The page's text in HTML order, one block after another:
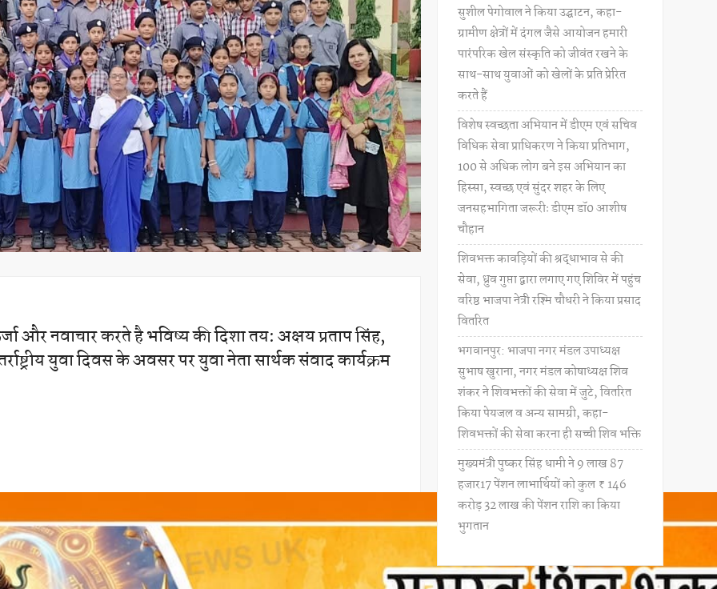
और नवाचार करते है भविष्य की दिशा तय: अक्षय प्रताप सिंह,
युवा दिवस के अवसर पर युवा नेता सार्थक संवाद कार्यक्रम
सुशील पेगोवाल ने किया उद्घाटन, कहा-
ग्रामीण क्षेत्रों में दंगल जैसे आयोजन हमारी
पारंपरिक खेल संस्कृति को जीवंत रखने के
साथ-साथ युवाओं को खेलों के प्रति प्रेरित
करते हैं
विशेष स्वच्छता अभियान में डीएम एवं सचिव
विधिक सेवा प्राधिकरण ने किया प्रतिभाग,
100 से अधिक लोग बने इस अभियान का
हिस्सा, स्वच्छ एवं सुंदर शहर के लिए
जनसहभागिता जरूरीः डीएम डॉ0 आशीष
चौहान
शिवभक्त कावड़ियों की श्रद्धाभाव से की
सेवा, ध्रुव गुप्ता द्वारा लगाए गए शिविर में पहुंच
वरिष्ठ भाजपा नेत्री रश्मि चौधरी ने किया प्रसाद
वितरित
भगवानपुर: भाजपा नगर मंडल उपाध्यक्ष
सुभाष खुराना, नगर मंडल कोषाध्यक्ष शिव
शंकर ने शिवभक्तों की सेवा में जुटे, वितरित
किया पेयजल व अन्य सामग्री, कहा-
शिवभक्तों की सेवा करना ही सच्ची शिव भक्ति
मुख्यमंत्री पुष्कर सिंह धामी ने 9 लाख 87
हजार17 पेंशन लाभार्थियों को कुल ₹ 146
करोड़ 32 लाख की पेंशन राशि का किया
भुगतान